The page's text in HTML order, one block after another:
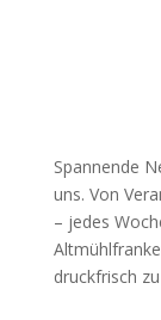
Spannende
uns. Von
– jedes
druckfrisch